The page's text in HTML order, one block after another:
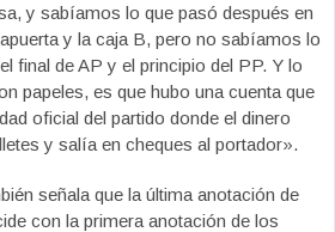
y sabíamos lo que pasó después en
y la caja B, pero no sabíamos lo
final de AP y el principio del PP. Y lo
papeles, es que hubo una cuenta que
oficial del partido donde el dinero
y salía en cheques al portador».
señala que la última anotación de
con la primera anotación de los